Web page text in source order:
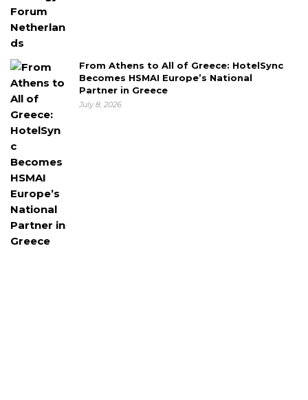
From Athens to All of Greece: HotelSync
Becomes HSMAI Europe’s National
Partner in Greece
July 8, 2026